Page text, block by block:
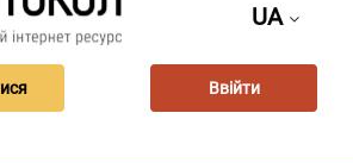
UA
Ввійти